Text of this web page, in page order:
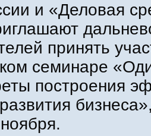
и «Деловая
принять
семинаре
построения